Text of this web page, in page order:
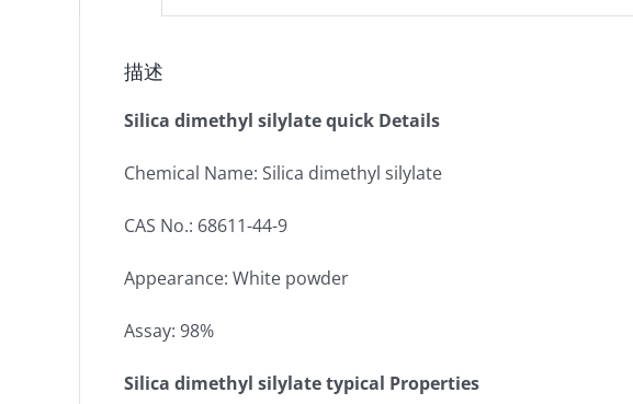
描述
Silica dimethyl silylate quick Details
Chemical Name: Silica dimethyl silylate
CAS No.: 68611-44-9
Appearance: White powder
Assay: 98%
Silica dimethyl silylate typical Properties